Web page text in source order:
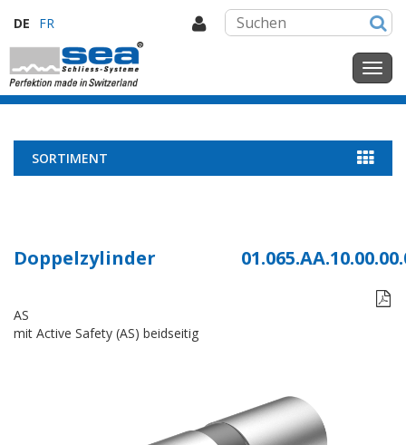
DE FR
SORTIMENT
Doppelzylinder

AS
mit Active Safety (AS) beidseitig